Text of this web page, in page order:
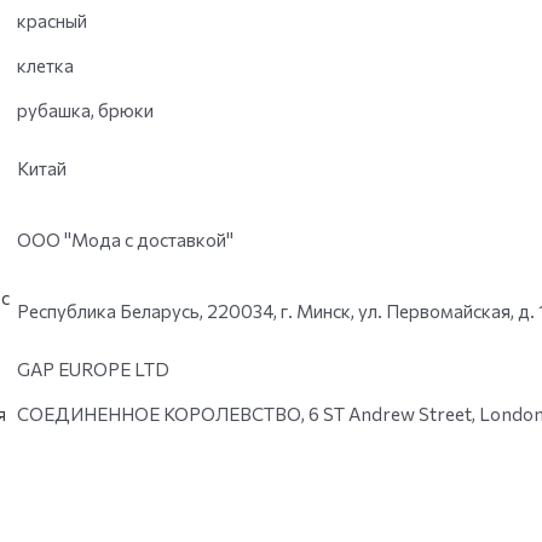
красный
клетка
рубашка, брюки
Китай
ООО "Мода с доставкой"
Республика Беларусь, 220034, г. Минск, ул. Первомайская, д.
GAP EUROPE LTD
СОЕДИНЕННОЕ КОРОЛЕВСТВО, 6 ST Andrew Street, London,